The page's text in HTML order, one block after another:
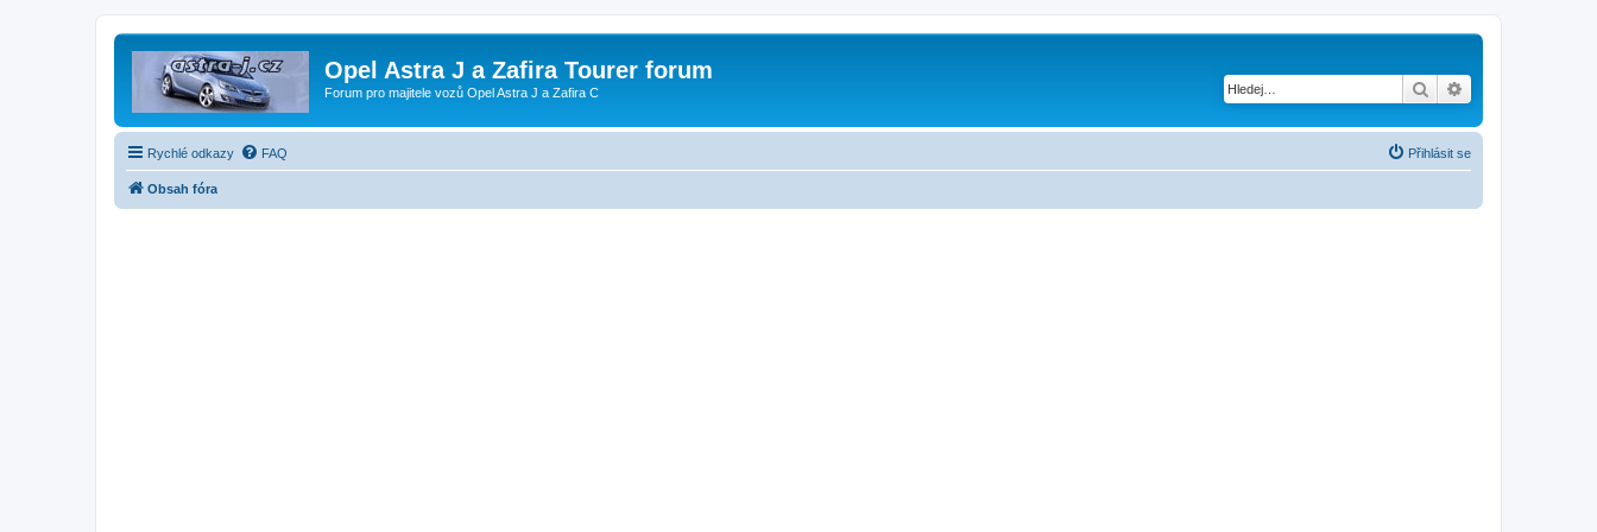
Opel Astra J a Zafira Tourer forum
Forum pro majitele vozů Opel Astra J a Zafira C Hledat
Rychlé odkazy FAQ Přihlásit se
Obsah fóra